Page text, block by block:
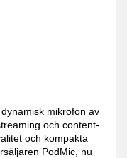
mikrofon av
och content-
och kompakta
PodMic, nu